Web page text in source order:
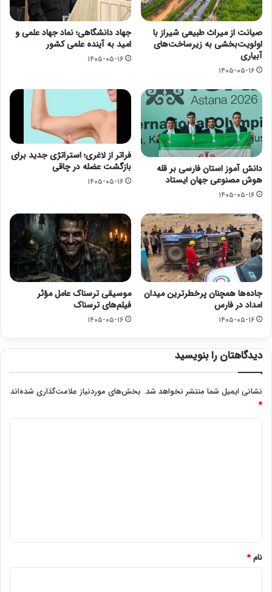
صیانت از میراث طبیعی شیراز با
اولویت‌بخشی به زیرساخت‌های
آبیاری
۱۴۰۵-۰۵-۱۶
جهاد دانشگاهی؛ نماد جهاد علمی و
امید به آینده علمی کشور
۱۴۰۵-۰۵-۱۶
دانش آموز استان فارسی بر قله
هوش مصنوعی جهان ایستاد
۱۴۰۵-۰۵-۱۶
فراتر از لاغری؛ استراتژی جدید برای
بازگشت عضله در چاقی
۱۴۰۵-۰۵-۱۶
جاده‌ها همچنان پرخطرترین میدان
امداد در فارس
۱۴۰۵-۰۵-۱۶
موسیقی ترسناک عامل مؤثر
فیلم‌های ترسناک
۱۴۰۵-۰۵-۱۶
دیدگاهتان را بنویسید
نشانی ایمیل شما منتشر نخواهد شد. بخش‌های موردنیاز علامت‌گذاری شده‌اند
*
نام*